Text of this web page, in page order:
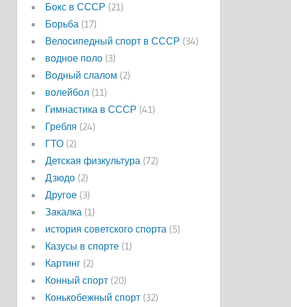
Бокс в СССР (21)
Борьба (17)
Велосипедный спорт в СССР (34)
водное поло (3)
Водный слалом (2)
волейбол (11)
Гимнастика в СССР (41)
Гребля (24)
ГТО (2)
Детская физкультура (72)
Дзюдо (2)
Другое (3)
Закалка (1)
история советского спорта (5)
Казусы в спорте (1)
Картинг (2)
Конный спорт (20)
Конькобежный спорт (32)